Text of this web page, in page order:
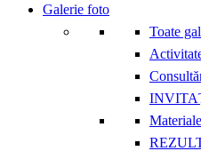
Galerie foto
Toate